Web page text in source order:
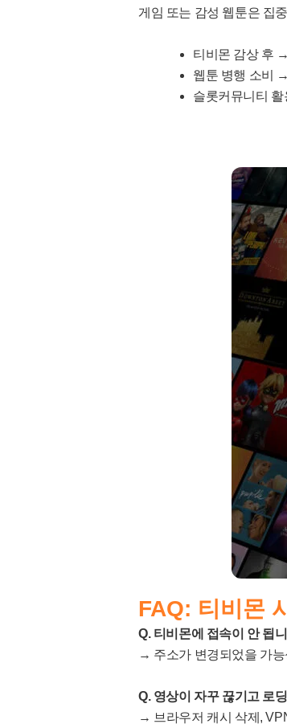
게임 또는 감성 웹툰은 집
티비몬 감상 후
웹툰 병행 소비
슬롯커뮤니티
FAQ: 티비몬
Q. 티비몬에 접속이 안 됩
→ 주소가 변경되었을 가능
Q. 영상이 자꾸 끊기고 로
→ 브라우저 캐시 삭제,